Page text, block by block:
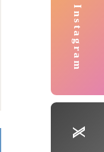
Instagram